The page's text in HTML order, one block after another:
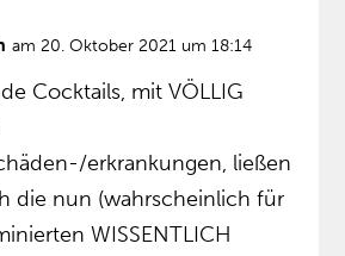
am 20. Oktober 2021 um 18:14
Cocktails, mit VÖLLIG
erkrankungen, ließen
die nun (wahrscheinlich für
WISSENTLICH